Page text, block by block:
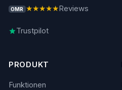
OMR ★★★★★ Reviews
Trustpilot
PRODUKT
Funktionen